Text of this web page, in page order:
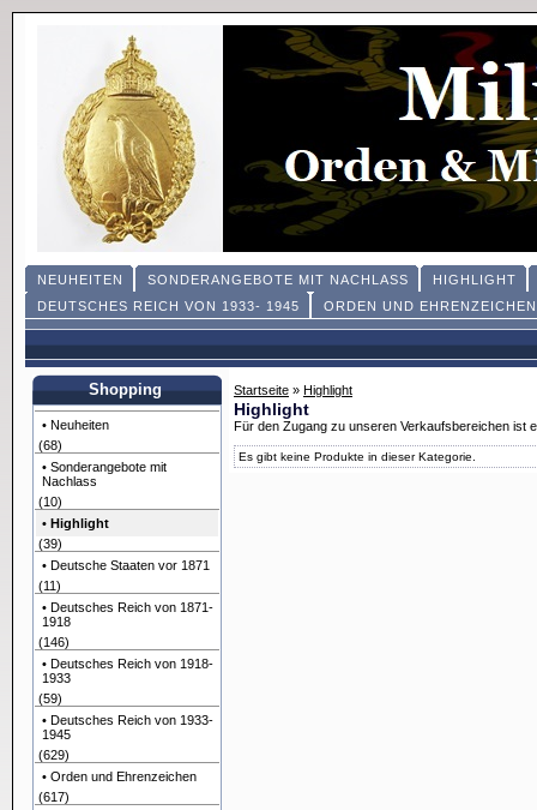
NEUHEITEN SONDERANGEBOTE MIT NACHLASS
HIGHLIGHT
DEUTSCHES REICH VON 1933- 1945
ORDEN UND EHRENZEICHEN
Shopping
• Neuheiten
(68)
• Sonderangebote mit
Nachlass
(10)
• Highlight
(39)
• Deutsche Staaten vor 1871
(11)
• Deutsches Reich von 1871-
1918
(146)
• Deutsches Reich von 1918-
1933
(59)
• Deutsches Reich von 1933-
1945
(629)
• Orden und Ehrenzeichen
(617)
Startseite » Highlight
Highlight
Für den Zugang zu unseren Verkaufsbereichen ist
Es gibt keine Produkte in dieser Kategorie.